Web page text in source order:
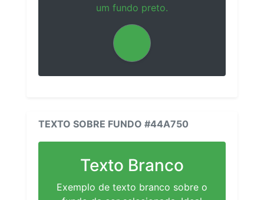
um fundo preto.
TEXTO SOBRE FUNDO #44A750
Texto Branco
Exemplo de texto branco sobre o